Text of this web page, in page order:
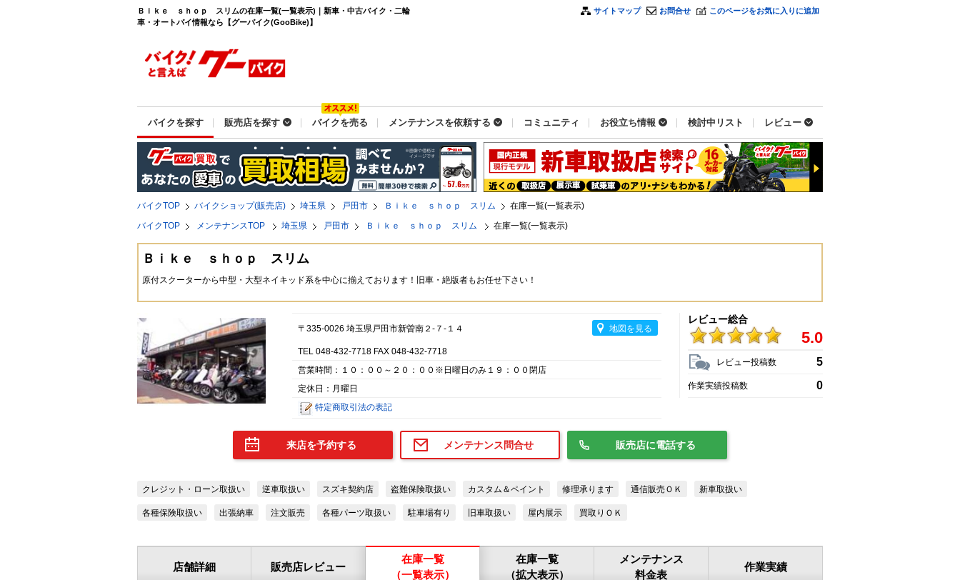
Ｂｉｋｅ ｓｈｏｐ スリムの在庫一覧(一覧表示)｜新車・中古バイク・二輪
車・オートバイ情報なら【グーバイク(GooBike)】
サイトマップ お問合せ このページをお気に入りに追加
バイクを探す 販売店を探す バイクを売る メンテナンスを依頼する コミュニティ お役立ち情報 検討中リスト レビュー
バイクTOP バイクショップ(販売店) 埼玉県 戸田市 Ｂｉｋｅ ｓｈｏｐ スリム
在庫一覧(一覧表示)
バイクTOP
メンテナンスTOP 埼玉県 戸田市 Ｂｉｋｅ ｓｈｏｐ スリム 在庫一覧(一覧表示)
Ｂｉｋｅ ｓｈｏｐ スリム
原付スクーターから中型・大型ネイキッド系を中心に揃えております！旧車・絶版者もお任せ下さい！
〒335-0026 埼玉県戸田市新曽南２-７-１４ 地図を見る
TEL 048-432-7718 FAX 048-432-7718
営業時間：１０：００～２０：００※日曜日のみ１９：００閉店
定休日：月曜日
特定商取引法の表記
レビュー総合
5.0
レビュー投稿数 5
作業実績投稿数 0
来店を予約する メンテナンス問合せ 販売店に電話する
クレジット・ローン取扱い 逆車取扱い スズキ契約店 盗難保険取扱い カスタム＆ペイント 修理承ります 通信販売ＯＫ 新車取扱い
各種保険取扱い 出張納車 注文販売 各種パーツ取扱い 駐車場有り 旧車取扱い 屋内展示 買取りＯＫ
店舗詳細 販売店レビュー
在庫一覧
（一覧表示）
在庫一覧
（拡大表示）
メンテナンス
料金表
作業実績